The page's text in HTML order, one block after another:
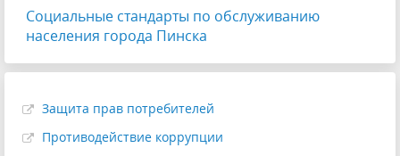
Социальные стандарты по обслуживанию
населения города Пинска
Защита прав потребителей
Противодействие коррупции